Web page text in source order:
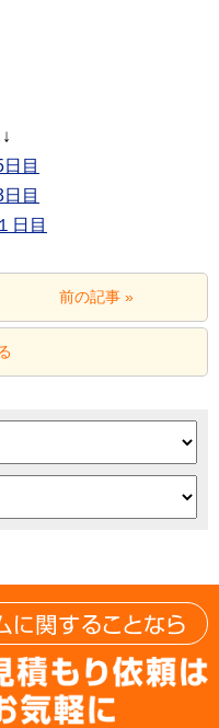
目
日目
前の記事 »